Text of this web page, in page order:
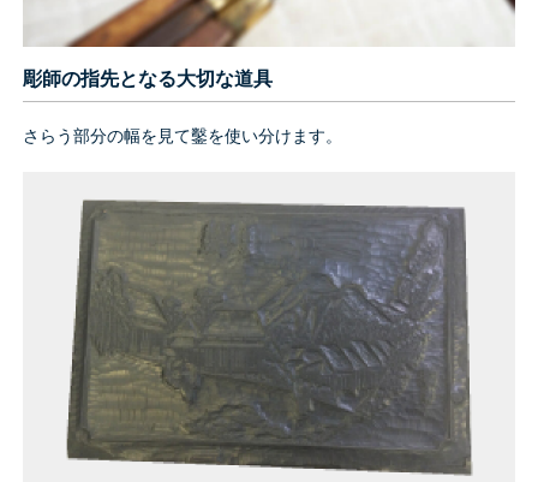
彫師の指先となる大切な道具
さらう部分の幅を見て鑿を使い分けます。